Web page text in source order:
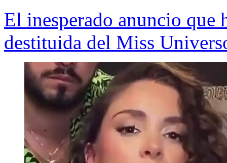
El inesperado anuncio que
destituida del Miss